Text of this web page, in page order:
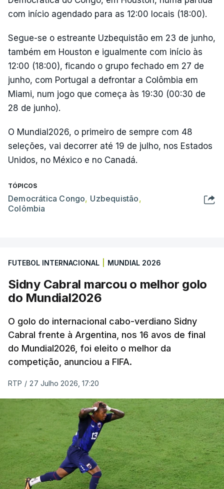
com início agendado para as 12:00 locais (18:00).
Segue-se o estreante Uzbequistão em 23 de junho,
também em Houston e igualmente com início às
12:00 (18:00), ficando o grupo fechado em 27 de
junho, com Portugal a defrontar a Colômbia em
Miami, num jogo que começa às 19:30 (00:30 de
28 de junho).
O Mundial2026, o primeiro de sempre com 48
seleções, vai decorrer até 19 de julho, nos Estados
Unidos, no México e no Canadá.
TÓPICOS
Democrática Congo, Uzbequistão,
Colômbia
FUTEBOL INTERNACIONAL MUNDIAL 2026
Sidny Cabral marcou o melhor golo
do Mundial2026
O golo do internacional cabo-verdiano Sidny
Cabral frente à Argentina, nos 16 avos de final
do Mundial2026, foi eleito o melhor da
competição, anunciou a FIFA.
RTP / 27 Julho 2026, 17:20